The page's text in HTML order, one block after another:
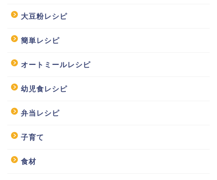
大豆粉レシピ
簡単レシピ
オートミールレシピ
幼児食レシピ
弁当レシピ
子育て
食材